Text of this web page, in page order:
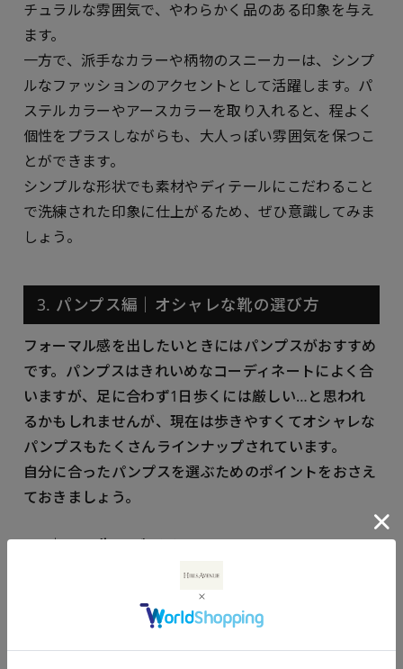
チュラルな雰囲気で、やわらかく品のある印象を与え
ます。
一方で、派手なカラーや柄物のスニーカーは、シンプ
ルなファッションのアクセントとして活躍します。パ
ステルカラーやアースカラーを取り入れると、程よく
個性をプラスしながらも、大人っぽい雰囲気を保つこ
とができます。
シンプルな形状でも素材やディテールにこだわること
で洗練された印象に仕上がるため、ぜひ意識してみま
しょう。
3. パンプス編｜オシャレな靴の選び方
フォーマル感を出したいときにはパンプスがおすすめ
です。パンプスはきれいめなコーディネートによく合
いますが、足に合わず1日歩くには厳しい…と思われ
るかもしれませんが、現在は歩きやすくてオシャレな
パンプスもたくさんラインナップされています。
自分に合ったパンプスを選ぶためのポイントをおさえ
ておきましょう。
3-1｜つま先のデザインとシルエット
シーンやスタイリングに合わせて、つま先のデザイン
を選ぶことがコーディネートの幅を広げるポイントで
例えば、つま先が丸くなっているラウンドトゥは柔ら